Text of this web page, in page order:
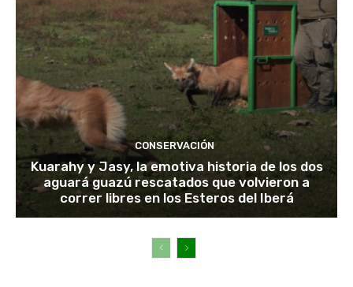
CONSERVACIÓN
Kuarahy y Jasy, la emotiva historia de los dos
aguará guazú rescatados que volvieron a
correr libres en los Esteros del Iberá